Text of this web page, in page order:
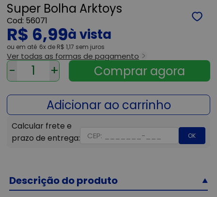
Super Bolha Arktoys
56071
R$ 6,99
ou 6x de R$ 1,17 sem juros
Ver todas as formas de pagamento
- +
OK
Descrição do produto